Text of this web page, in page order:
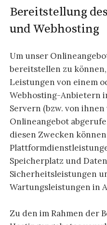
Bereitstellung
und Webhosting
Um unser
bereitstellen zu
Leistungen von einem
Webhosting-Anbietern
Servern (bzw. von
Onlineangebot
diesen Zwecken
Speicherplatz und
Sicherheitsleistungen
Wartungsleistungen in
Zu den im Rahmen der